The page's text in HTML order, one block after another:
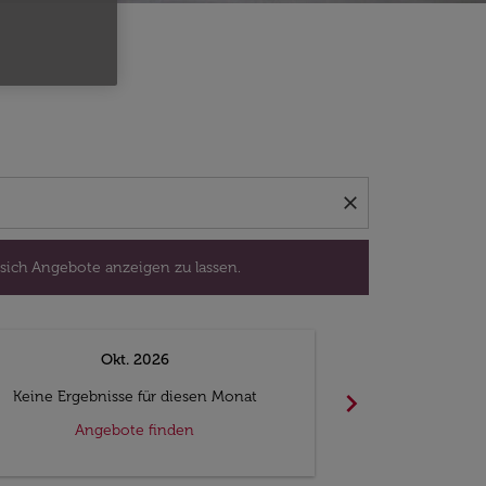
close
Angebote anzeigen zu lassen.
aus, um sich Angebote anzeigen zu lassen.
Okt. 2026
Keine Ergebnisse für diesen Monat
Angebote finden
chevron_right